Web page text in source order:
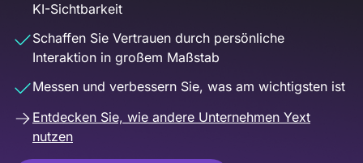
KI-Sichtbarkeit
Schaffen Sie Vertrauen durch persönliche
Interaktion in großem Maßstab
Messen und verbessern Sie, was am wichtigsten ist
Entdecken Sie, wie andere Unternehmen Yext
nutzen